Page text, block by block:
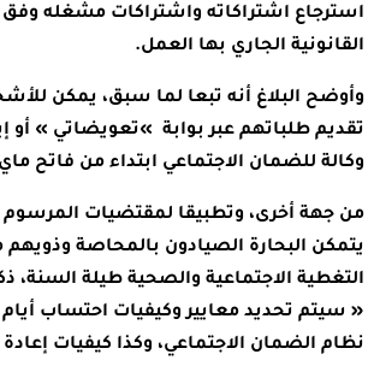
استرجاع اشتراكاته واشتراكات مشغله
القانونية الجاري بها العمل.
وأوضح البلاغ أنه تبعا لما سبق، يمكن
تقديم طلباتهم عبر بوابة »تعويضاتي » أو
وكالة للضمان الاجتماعي ابتداء من فاتح ماي 2025.
يتمكن البحارة الصيادون بالمحاصة
التغطية الاجتماعية والصحية طيلة السنة،
« سيتم تحديد معايير وكيفيات احتساب
نظام الضمان الاجتماعي، وكذا كيفيات إعادة